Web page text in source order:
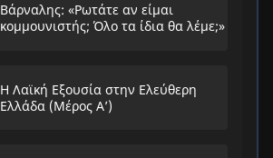
Βάρναλης: «Ρωτάτε αν είμαι
κομμουνιστής; Όλο τα ίδια θα λέμε;»
Η Λαϊκή Εξουσία στην Ελεύθερη
Ελλάδα (Μέρος Α’)